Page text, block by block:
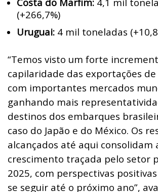
(+266,7%)
Uruguai: 4 mil toneladas
“Temos visto um forte
capilaridade das exportações
com importantes mercados
ganhando mais
destinos dos embarques
caso do Japão e do México. Os
alcançados até aqui consolidam
crescimento traçada pelo setor
2025, com perspectivas
se seguir até o próximo ano”,